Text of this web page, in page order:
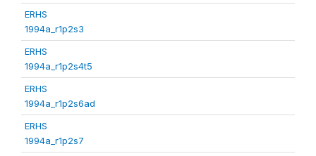
ERHS
1994a_r1p2s3
ERHS
1994a_r1p2s4t5
ERHS
1994a_r1p2s6ad
ERHS
1994a_r1p2s7